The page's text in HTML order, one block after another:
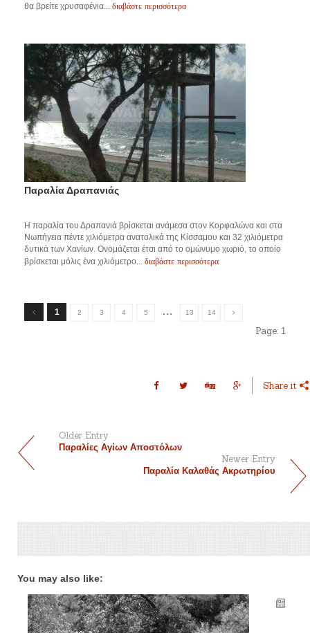
θα βρείτε χρυσαφένια... διαβάστε περισσότερα
Παραλία Δραπανιάς
Η παραλία του Δραπανιά βρίσκεται ανάμεσα στον Κορφαλώνα και στα
Νωπήγεια πέντε χιλιόμετρα ανατολικά της Κίσσαμου και 32 χιλιόμετρα
δυτικά των Χανίων. Ονομάζεται έτσι από το ομώνυμο χωριό, το οποίο
βρίσκεται μόλις ένα χιλιόμετρο... διαβάστε περισσότερα
1 2 3 4 5 … 13 14
Page: 1
Share it
Older Entry
Παραλίες Αγίων Αποστόλων
Newer Entry
Παραλία Καλαθάς Ακρωτηρίου
You may also like: